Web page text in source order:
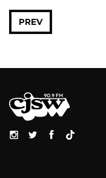
PREV